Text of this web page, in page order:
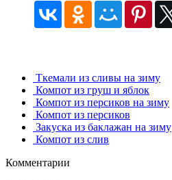
Ткемали из сливы на зиму
Компот из груш и яблок
Компот из персиков на зиму
Компот из персиков
Закуска из баклажан на зиму
Компот из слив
Комментарии